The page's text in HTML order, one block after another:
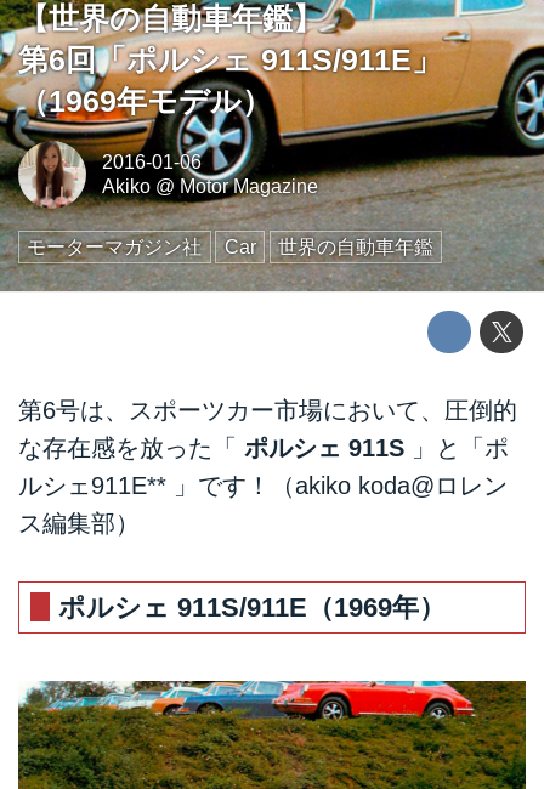
【世界の自動車年鑑】
第6回「ポルシェ 911S/911E」
（1969年モデル）
2016-01-06
Akiko@ Motor Magazine
モーターマガジン社 Car 世界の自動車年鑑
第6号は、スポーツカー市場において、圧倒的
な存在感を放った「 ポルシェ 911S 」と「ポ
ルシェ911E** 」です！（akiko koda@ロレン
ス編集部）
ポルシェ 911S/911E（1969年）